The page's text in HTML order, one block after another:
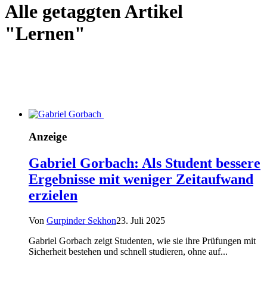
Alle getaggten Artikel
"Lernen"
Anzeige
Gabriel Gorbach: Als Student bessere
Ergebnisse mit weniger Zeitaufwand
erzielen
Von Gurpinder Sekhon23. Juli 2025
Gabriel Gorbach zeigt Studenten, wie sie ihre Prüfungen mit
Sicherheit bestehen und schnell studieren, ohne auf...